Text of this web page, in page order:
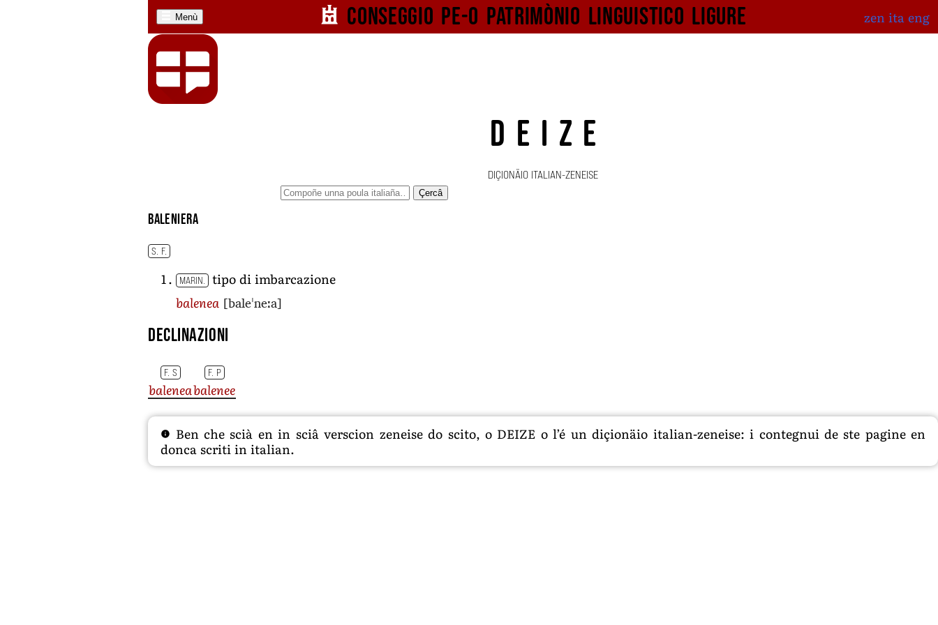
Menù Conseggio pe-o patrimònio linguistico ligure zen ita eng
DEIZE
DIÇIONÄIO ITALIAN-ZENEISE
Çercâ
baleniera
S. F.
MARIN.
tipo di imbarcazione
balenea [baleˈneːa]
Declinazioni
F. S F. P
baleneabalenee
Ben che scià en in sciâ verscion zeneise do scito, o DEIZE o l’é un diçionäio italian-zeneise: i contegnui de ste pagine en
donca scriti in italian.